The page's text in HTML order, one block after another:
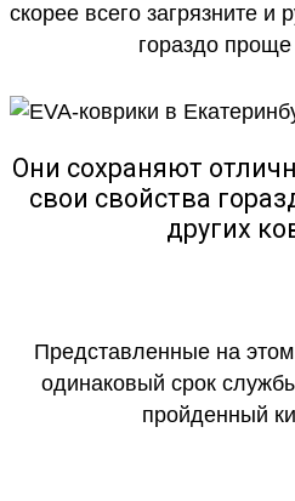
скорее всего загрязните и
гораздо
Они сохраняют
свои свойства
других
Представленные на
одинаковый срок
пройденный